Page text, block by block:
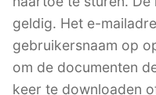
geldig. Het e-
gebruikersnaam op
om de documenten
keer te downloaden